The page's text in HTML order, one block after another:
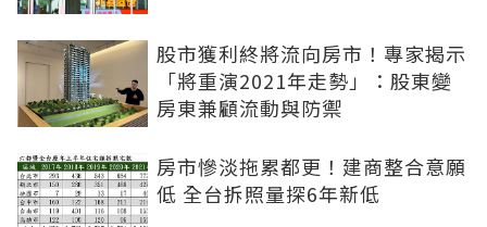
股市獲利終將流向房市！專家揭示
「將重演2021年走勢」：股東變
房東兼顧流動與防禦
房市慘淡拖累都更！建商整合意願
低 全台拆照量探6年新低